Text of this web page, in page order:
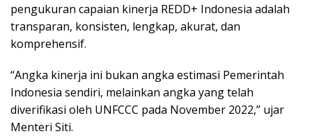
pengukuran capaian kinerja REDD+ Indonesia adalah
transparan, konsisten, lengkap, akurat, dan
komprehensif.
“Angka kinerja ini bukan angka estimasi Pemerintah
Indonesia sendiri, melainkan angka yang telah
diverifikasi oleh UNFCCC pada November 2022,” ujar
Menteri Siti.